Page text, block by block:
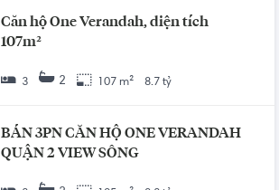
Căn hộ One Verandah, diện tích
107m²
3 2 107 m² 8.7 tỷ
BÁN 3PN CĂN HỘ ONE VERANDAH
QUẬN 2 VIEW SÔNG